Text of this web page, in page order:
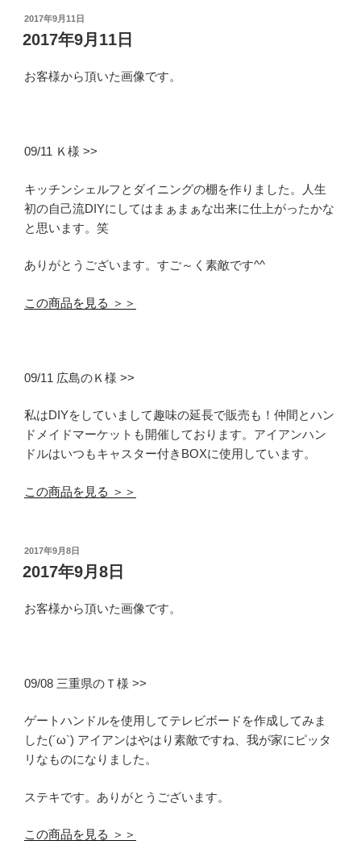
投
稿
日:
2017年9月11日
2017年9月11日
お客様から頂いた画像です。
09/11 Ｋ様 >>
キッチンシェルフとダイニングの棚を作りました。人生
初の自己流DIYにしてはまぁまぁな出来に仕上がったかな
と思います。笑
ありがとうございます。すご～く素敵です^^
この商品を見る ＞＞
09/11 広島のＫ様 >>
私はDIYをしていまして趣味の延長で販売も！仲間とハン
ドメイドマーケットも開催しております。アイアンハン
ドルはいつもキャスター付きBOXに使用しています。
この商品を見る ＞＞
投
稿
日:
2017年9月8日
2017年9月8日
お客様から頂いた画像です。
09/08 三重県のＴ様 >>
ゲートハンドルを使用してテレビボードを作成してみま
した(´ω`) アイアンはやはり素敵ですね、我が家にピッタ
リなものになりました。
ステキです。ありがとうございます。
この商品を見る ＞＞